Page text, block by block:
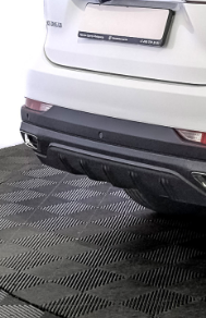
Вы будете
Autoдля внесения
Минимальная цена
2 680 000
Заинтересовал
Специалист отдела
любые вопросы по